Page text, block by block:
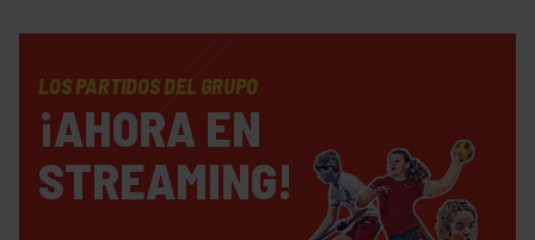
LOS PARTIDOS DEL GRUPO
¡AHORA EN
STREAMING!